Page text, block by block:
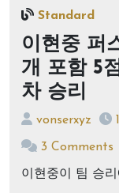
Standard
이현중 퍼
개 포함 5
차 승리
vonserxyz
3 Comments
이현중이 팀 승